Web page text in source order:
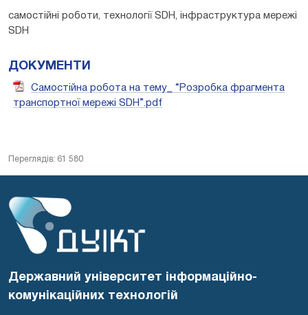
самостійні роботи, технології SDH, інфраструктура мережі
SDН
ДОКУМЕНТИ
Самостійна робота на тему_ “Розробка фрагмента
транспортної мережі SDH”.pdf
Переглядів: 61 580
Державний університет інформаційно-
комунікаційних технологій